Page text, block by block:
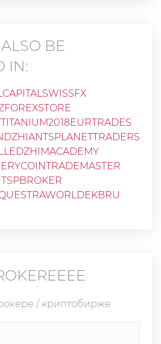
BE
IN:
CAPITALSWISSFX
FOREXSTORE
TITANIUM2018EURTRADES
PLANETTRADERS
IMACADEMY
TRADEMASTER
SPBROKER
/ криптобирже